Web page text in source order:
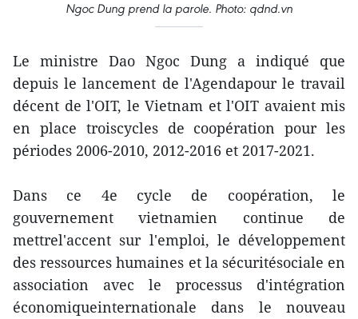
Ngoc Dung prend la parole. Photo: qdnd.vn
Le ministre Dao Ngoc Dung a indiqué que
depuis le lancement de l'Agendapour le travail
décent de l'OIT, le Vietnam et l'OIT avaient mis
en place troiscycles de coopération pour les
périodes 2006-2010, 2012-2016 et 2017-2021.
Dans ce 4e cycle de coopération, le
gouvernement vietnamien continue de
mettrel'accent sur l'emploi, le développement
des ressources humaines et la sécuritésociale en
association avec le processus d'intégration
économiqueinternationale dans le nouveau